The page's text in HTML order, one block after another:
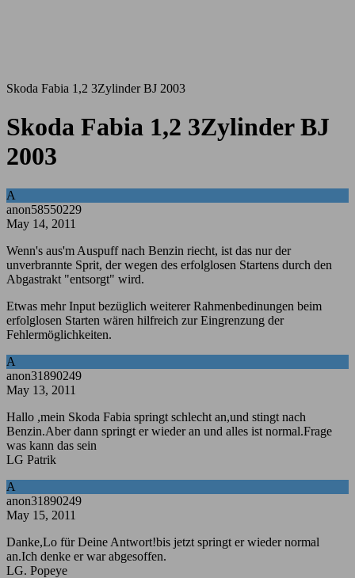
Skoda Fabia 1,2 3Zylinder BJ 2003
Skoda Fabia 1,2 3Zylinder BJ
2003
A
anon58550229
May 14, 2011
Wenn's aus'm Auspuff nach Benzin riecht, ist das nur der
unverbrannte Sprit, der wegen des erfolglosen Startens durch den
Abgastrakt "entsorgt" wird.
Etwas mehr Input bezüglich weiterer Rahmenbedinungen beim
erfolglosen Starten wären hilfreich zur Eingrenzung der
Fehlermöglichkeiten.
A
anon31890249
May 13, 2011
Hallo ,mein Skoda Fabia springt schlecht an,und stingt nach
Benzin.Aber dann springt er wieder an und alles ist normal.Frage
was kann das sein
LG Patrik
A
anon31890249
May 15, 2011
Danke,Lo für Deine Antwort!bis jetzt springt er wieder normal
an.Ich denke er war abgesoffen.
LG. Popeye